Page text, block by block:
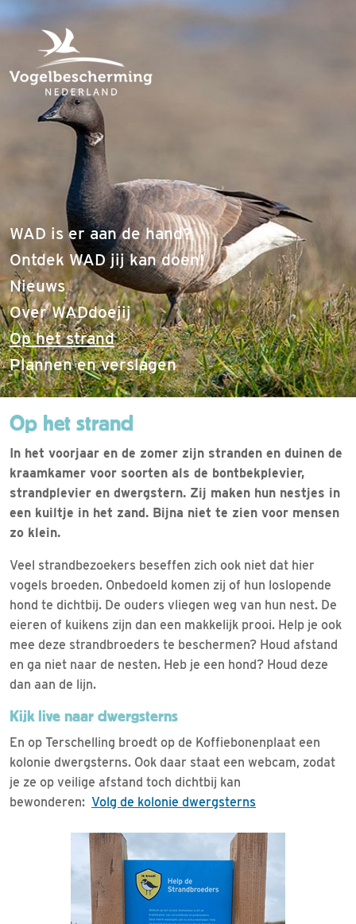
WAD is er aan de hand?
Ontdek WAD jij kan doen!
Nieuws
Over WADdoejij
Op het strand(current)
Plannen en verslagen
Op het strand
In het voorjaar en de zomer zijn stranden en duinen de
kraamkamer voor soorten als de bontbekplevier,
strandplevier en dwergstern. Zij maken hun nestjes in
een kuiltje in het zand. Bijna niet te zien voor mensen
zo klein.
Veel strandbezoekers beseffen zich ook niet dat hier
vogels broeden. Onbedoeld komen zij of hun loslopende
hond te dichtbij. De ouders vliegen weg van hun nest. De
eieren of kuikens zijn dan een makkelijk prooi. Help je ook
mee deze strandbroeders te beschermen? Houd afstand
en ga niet naar de nesten. Heb je een hond? Houd deze
dan aan de lijn.
Kijk live naar dwergsterns
En op Terschelling broedt op de Koffiebonenplaat een
kolonie dwergsterns. Ook daar staat een webcam, zodat
je ze op veilige afstand toch dichtbij kan
bewonderen: Volg de kolonie dwergsterns